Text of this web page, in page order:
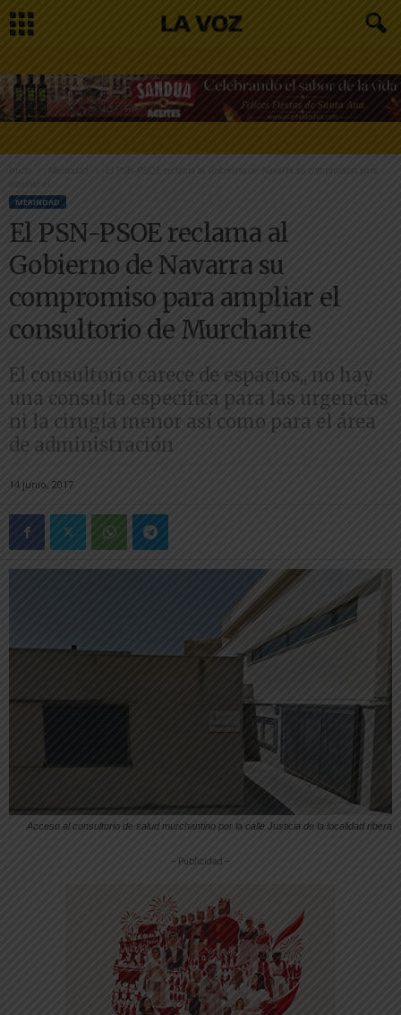
Inicio
El PSN-PSOE reclama al Gobierno de Navarra su compromiso para
ampliar el...
MERINDAD
El PSN-PSOE reclama al
Gobierno de Navarra su
compromiso para ampliar el
consultorio de Murchante
El consultorio carece de espacios,, no hay
una consulta específica para las urgencias
ni la cirugía menor así como para el área
de administración
14 junio, 2017
Acceso al consultorio de salud murchantino por la calle Justicia de la localidad ribera
-- Publicidad --